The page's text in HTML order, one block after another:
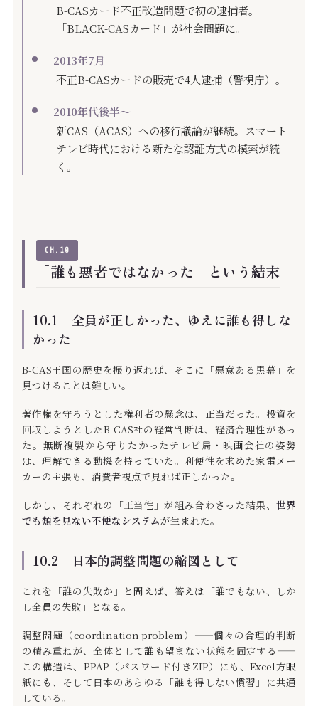
B-CASカード不正改造問題で初の逮捕者。
「BLACK-CASカード」が社会問題に。
2013年7月
不正B-CASカードの販売で4人逮捕（警視庁）。
2010年代後半〜
新CAS（ACAS）への移行議論が継続。スマート
テレビ時代における新たな認証方式の模索が続
く。
CH.10
「誰も悪者ではなかった」という結末
10.1 全員が正しかった、ゆえに誰も得しな
かった
B-CAS王国の歴史を振り返れば、そこに「悪意ある黒幕」を
見つけることは難しい。
著作権を守ろうとした権利者の懸念は、正当だった。投資を
回収しようとしたB-CAS社の経営判断は、経済合理性があっ
た。無断複製から守りたかったテレビ局・映画会社の姿勢
は、理解できる動機を持っていた。利便性を求めた家電メー
カーの主張も、消費者視点で見れば正しかった。
しかし、それぞれの「正当性」が組み合わさった結果、 世界
でも類を見ない不便なシステムが生まれた。
10.2 日本的調整問題の縮図として
これを「誰の失敗か」と問えば、答えは「誰でもない、しか
し全員の失敗」となる。
調整問題（coordination problem）——個々の合理的判断
の積み重ねが、全体として誰も望まない状態を固定する——
この構造は、PPAP（パスワード付きZIP）にも、Excel方眼
紙にも、そして日本のあらゆる「誰も得しない慣習」に共通
している。